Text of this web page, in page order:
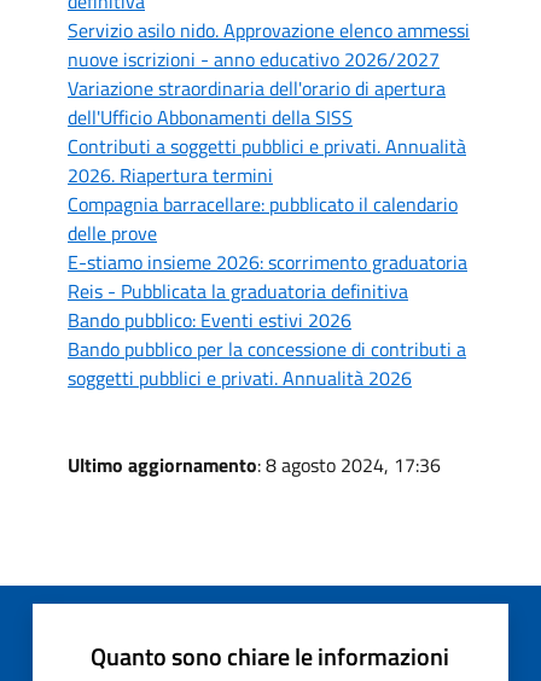
Servizio asilo nido. Approvazione elenco ammessi
nuove iscrizioni - anno educativo 2026/2027
Variazione straordinaria dell'orario di apertura
dell'Ufficio Abbonamenti della SISS
Contributi a soggetti pubblici e privati. Annualità
2026. Riapertura termini
Compagnia barracellare: pubblicato il calendario
delle prove
E-stiamo insieme 2026: scorrimento graduatoria
Reis - Pubblicata la graduatoria definitiva
Bando pubblico: Eventi estivi 2026
Bando pubblico per la concessione di contributi a
soggetti pubblici e privati. Annualità 2026
Ultimo aggiornamento: 8 agosto 2024, 17:36
Quanto sono chiare le informazioni